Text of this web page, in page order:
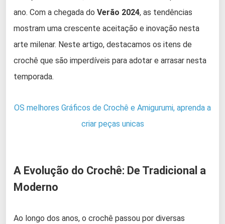
ano. Com a chegada do Verão 2024, as tendências
mostram uma crescente aceitação e inovação nesta
arte milenar. Neste artigo, destacamos os itens de
crochê que são imperdíveis para adotar e arrasar nesta
temporada.
OS melhores Gráficos de Crochê e Amigurumi, aprenda a
criar peças unicas
A Evolução do Crochê: De Tradicional a
Moderno
Ao longo dos anos, o crochê passou por diversas